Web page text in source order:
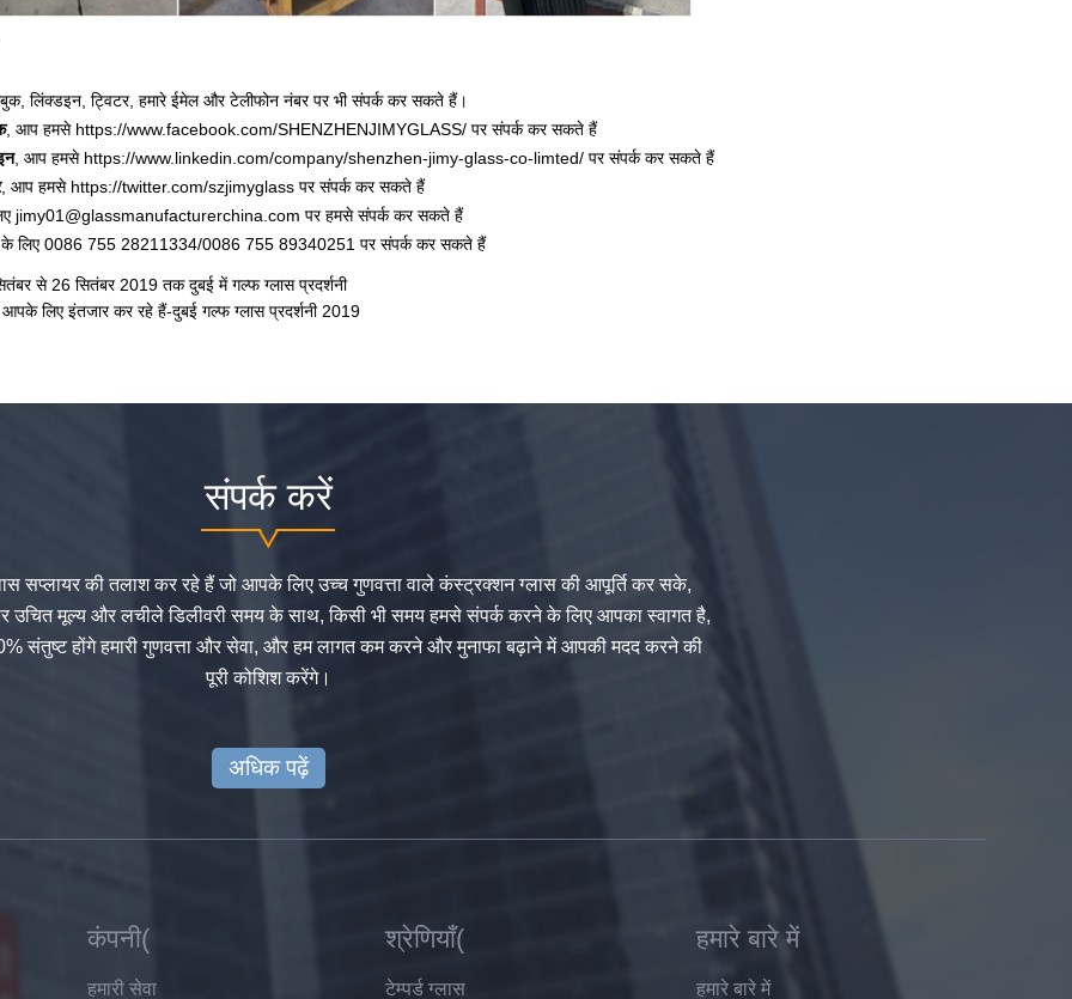
लिंक्डइन, ट्विटर, हमारे ईमेल और टेलीफोन नंबर पर भी संपर्क कर सकते हैं।
, आप हमसे https://www.facebook.com/SHENZHENJIMYGLASS/ पर संपर्क कर सकते हैं
, आप हमसे https://www.linkedin.com/company/shenzhen-jimy-glass-co-limted/ पर संपर्क कर सकते हैं
, आप हमसे https://twitter.com/szjimyglass पर संपर्क कर सकते हैं
jimy01@glassmanufacturerchina.com पर हमसे संपर्क कर सकते हैं
के लिए 0086 755 28211334/0086 755 89340251 पर संपर्क कर सकते हैं
से 26 सितंबर 2019 तक दुबई में गल्फ ग्लास प्रदर्शनी
आपके लिए इंतजार कर रहे हैं-दुबई गल्फ ग्लास प्रदर्शनी 2019
संपर्क करें
सप्लायर की तलाश कर रहे हैं जो आपके लिए उच्च गुणवत्ता वाले कंस्ट्रक्शन ग्लास की आपूर्ति कर सके,
मूल्य और लचीले डिलीवरी समय के साथ, किसी भी समय हमसे संपर्क करने के लिए आपका स्वागत है,
संतुष्ट होंगे हमारी गुणवत्ता और सेवा, और हम लागत कम करने और मुनाफा बढ़ाने में आपकी मदद करने की
पूरी कोशिश करेंगे।
अधिक पढ़ें
कंपनी(
हमारी सेवा
श्रेणियाँ(
टेम्पर्ड ग्लास
हमारे बारे में
हमारे बारे में